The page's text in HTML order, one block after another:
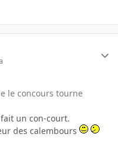
le concours tourne
un con-court.
des calembours